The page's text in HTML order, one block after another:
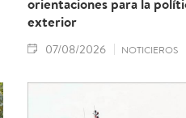
orientaciones para la
exterior
07/08/2026 NOTICIEROS